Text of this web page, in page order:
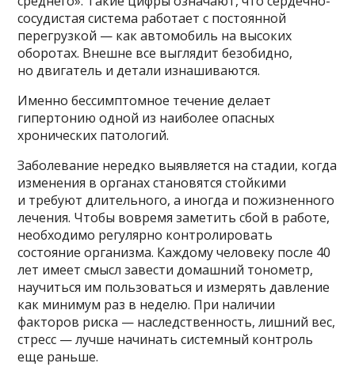
сосудистая система работает с постоянной
перегрузкой — как автомобиль на высоких
оборотах. Внешне все выглядит безобидно,
но двигатель и детали изнашиваются.
Именно бессимптомное течение делает
гипертонию одной из наиболее опасных
хронических патологий.
Заболевание нередко выявляется на стадии, когда
изменения в органах становятся стойкими
и требуют длительного, а иногда и пожизненного
лечения. Чтобы вовремя заметить сбой в работе,
необходимо регулярно контролировать
состояние организма. Каждому человеку после 40
лет имеет смысл завести домашний тонометр,
научиться им пользоваться и измерять давление
как минимум раз в неделю. При наличии
факторов риска — наследственность, лишний вес,
стресс — лучше начинать системный контроль
еще раньше.